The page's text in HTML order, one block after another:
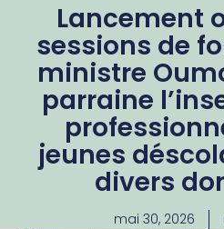
Lancement
sessions de
ministre
parraine
jeunes
divers
mai 30, 2026